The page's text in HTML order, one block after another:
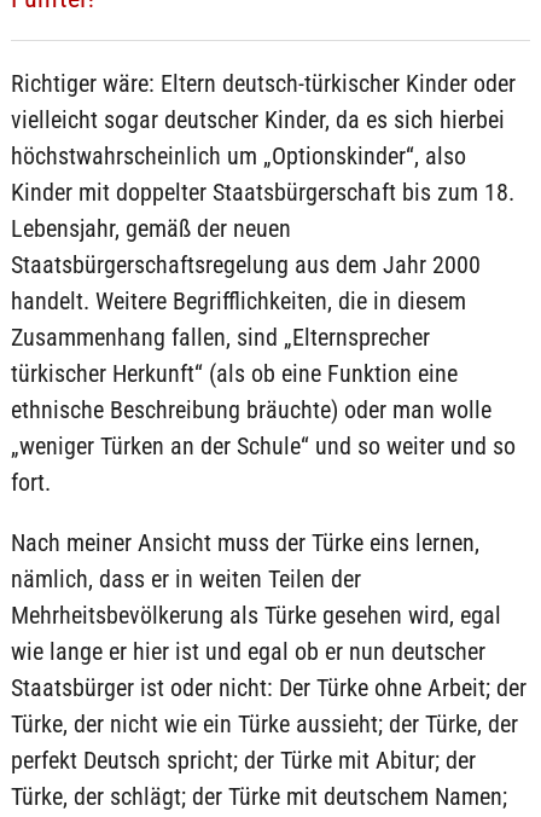
Richtiger wäre: Eltern deutsch-türkischer Kinder oder
vielleicht sogar deutscher Kinder, da es sich hierbei
höchstwahrscheinlich um „Optionskinder“, also
Kinder mit doppelter Staatsbürgerschaft bis zum 18.
Lebensjahr, gemäß der neuen
Staatsbürgerschaftsregelung aus dem Jahr 2000
handelt. Weitere Begrifflichkeiten, die in diesem
Zusammenhang fallen, sind „Elternsprecher
türkischer Herkunft“ (als ob eine Funktion eine
ethnische Beschreibung bräuchte) oder man wolle
„weniger Türken an der Schule“ und so weiter und so
fort.
Nach meiner Ansicht muss der Türke eins lernen,
nämlich, dass er in weiten Teilen der
Mehrheitsbevölkerung als Türke gesehen wird, egal
wie lange er hier ist und egal ob er nun deutscher
Staatsbürger ist oder nicht: Der Türke ohne Arbeit; der
Türke, der nicht wie ein Türke aussieht; der Türke, der
perfekt Deutsch spricht; der Türke mit Abitur; der
Türke, der schlägt; der Türke mit deutschem Namen;